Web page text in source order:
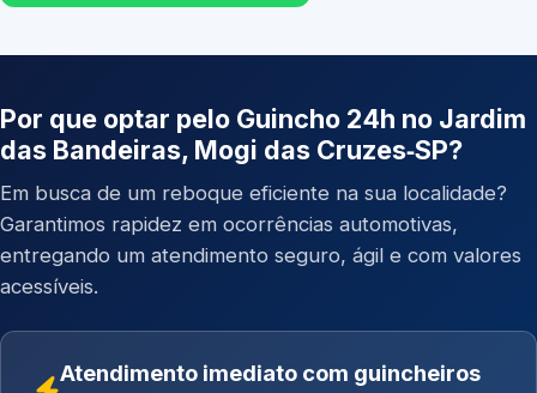
Por que optar pelo Guincho 24h no Jardim
das Bandeiras, Mogi das Cruzes‑SP?
Em busca de um reboque eficiente na sua localidade?
Garantimos rapidez em ocorrências automotivas,
entregando um atendimento seguro, ágil e com valores
acessíveis.
Atendimento imediato com guincheiros